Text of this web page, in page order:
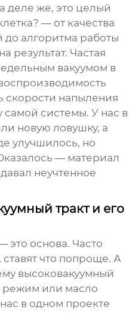
деле же, это целый
— от качества
алгоритма работы
результат. Частая
вакуумом в
скорости напыления
самой системы. У нас в
новую ловушку, а
улучшилось, но
— материал
неучтенное
тракт и его
это основа. Часто
ставят что попроще. А
высоковакуумный
режим или масло
в одном проекте